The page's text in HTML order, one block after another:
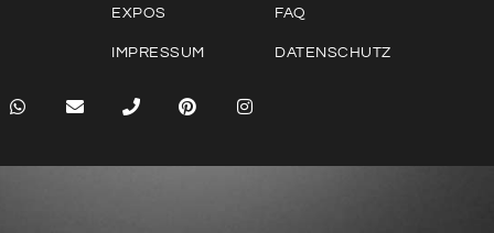
EXPOS
IMPRESSUM
FAQ
DATENSCHUTZ